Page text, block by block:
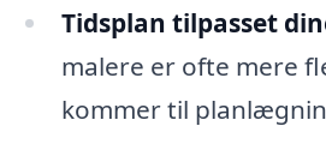
Tidsplan tilpasset
malere er ofte mere
kommer til